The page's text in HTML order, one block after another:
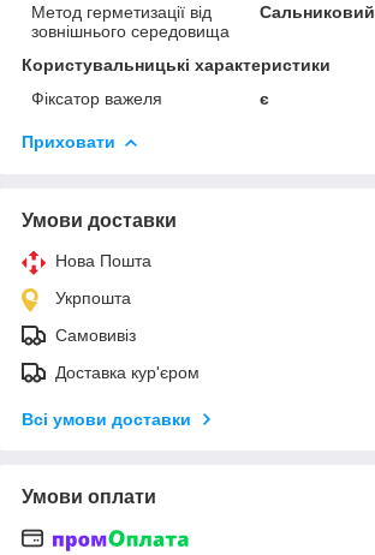
Метод герметизації від
зовнішнього середовища
Сальниковий
Користувальницькі характеристики
Фіксатор важеля
є
Приховати
Умови доставки
Нова Пошта
Укрпошта
Самовивіз
Доставка кур'єром
Всі умови доставки
Умови оплати